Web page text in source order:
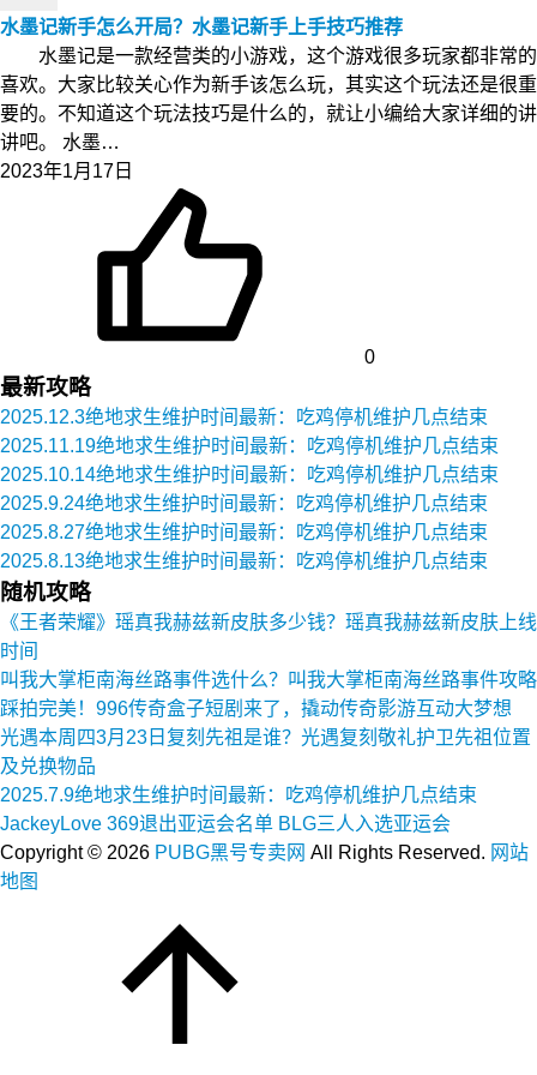
水墨记新手怎么开局？水墨记新手上手技巧推荐
水墨记是一款经营类的小游戏，这个游戏很多玩家都非常的
喜欢。大家比较关心作为新手该怎么玩，其实这个玩法还是很重
要的。不知道这个玩法技巧是什么的，就让小编给大家详细的讲
讲吧。 水墨…
2023年1月17日
0
最新攻略
2025.12.3绝地求生维护时间最新：吃鸡停机维护几点结束
2025.11.19绝地求生维护时间最新：吃鸡停机维护几点结束
2025.10.14绝地求生维护时间最新：吃鸡停机维护几点结束
2025.9.24绝地求生维护时间最新：吃鸡停机维护几点结束
2025.8.27绝地求生维护时间最新：吃鸡停机维护几点结束
2025.8.13绝地求生维护时间最新：吃鸡停机维护几点结束
随机攻略
《王者荣耀》瑶真我赫兹新皮肤多少钱？瑶真我赫兹新皮肤上线
时间
叫我大掌柜南海丝路事件选什么？叫我大掌柜南海丝路事件攻略
踩拍完美！996传奇盒子短剧来了，撬动传奇影游互动大梦想
光遇本周四3月23日复刻先祖是谁？光遇复刻敬礼护卫先祖位置
及兑换物品
2025.7.9绝地求生维护时间最新：吃鸡停机维护几点结束
JackeyLove 369退出亚运会名单 BLG三人入选亚运会
Copyright © 2026 PUBG黑号专卖网 All Rights Reserved. 网站
地图